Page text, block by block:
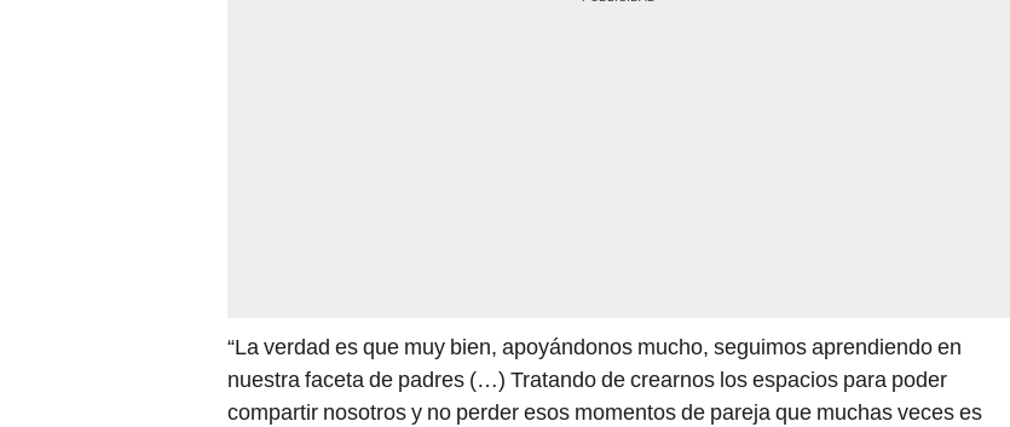
“La verdad es que muy bien, apoyándonos mucho, seguimos aprendiendo en
nuestra faceta de padres (…) Tratando de crearnos los espacios para poder
compartir nosotros y no perder esos momentos de pareja que muchas veces es